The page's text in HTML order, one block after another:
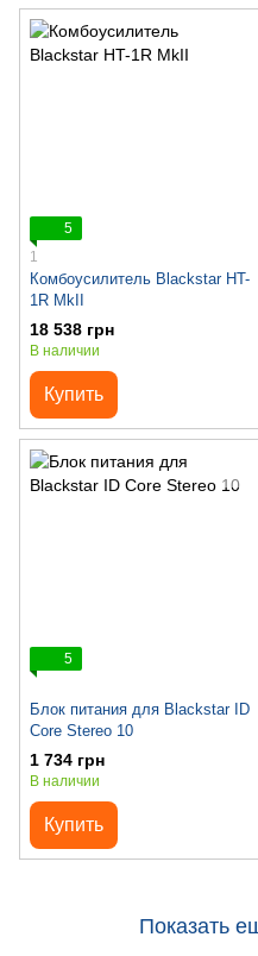
5
1
Комбоусилитель Blackstar HT-
1R MkII
18 538 грн
В наличии
Купить
5
Блок питания для Blackstar ID
Core Stereo 10
1 734 грн
В наличии
Купить
Показать